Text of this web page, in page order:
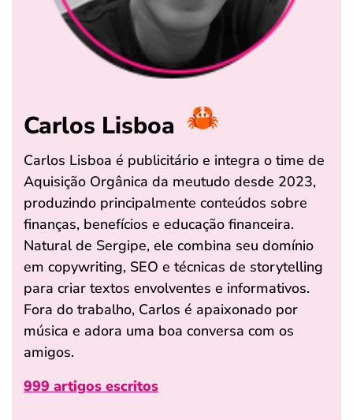
Carlos Lisboa
Carlos Lisboa é publicitário e integra o time de
Aquisição Orgânica da meutudo desde 2023,
produzindo principalmente conteúdos sobre
finanças, benefícios e educação financeira.
Natural de Sergipe, ele combina seu domínio
em copywriting, SEO e técnicas de storytelling
para criar textos envolventes e informativos.
Fora do trabalho, Carlos é apaixonado por
música e adora uma boa conversa com os
amigos.
999 artigos escritos